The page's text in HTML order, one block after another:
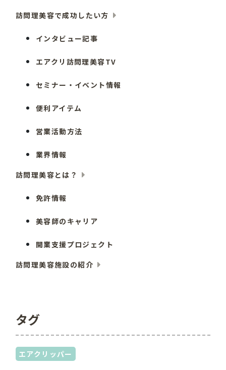
訪問理美容で成功したい方
インタビュー記事
エアクリ訪問理美容TV
セミナー・イベント情報
便利アイテム
営業活動方法
業界情報
訪問理美容とは？
免許情報
美容師のキャリア
開業支援プロジェクト
訪問理美容施設の紹介
タグ
エアクリッパー